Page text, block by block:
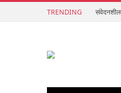
TRENDING